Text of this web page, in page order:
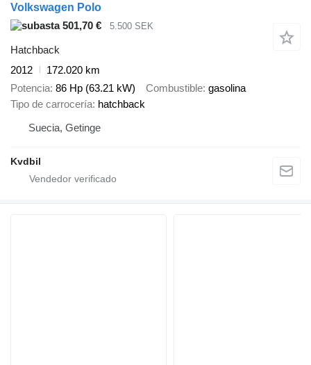
Volkswagen Polo
501,70 €
5.500 SEK
Hatchback
2012
172.020 km
Potencia 86 Hp (63.21 kW) Combustible gasolina
Tipo de carrocería hatchback
Suecia, Getinge
Kvdbil